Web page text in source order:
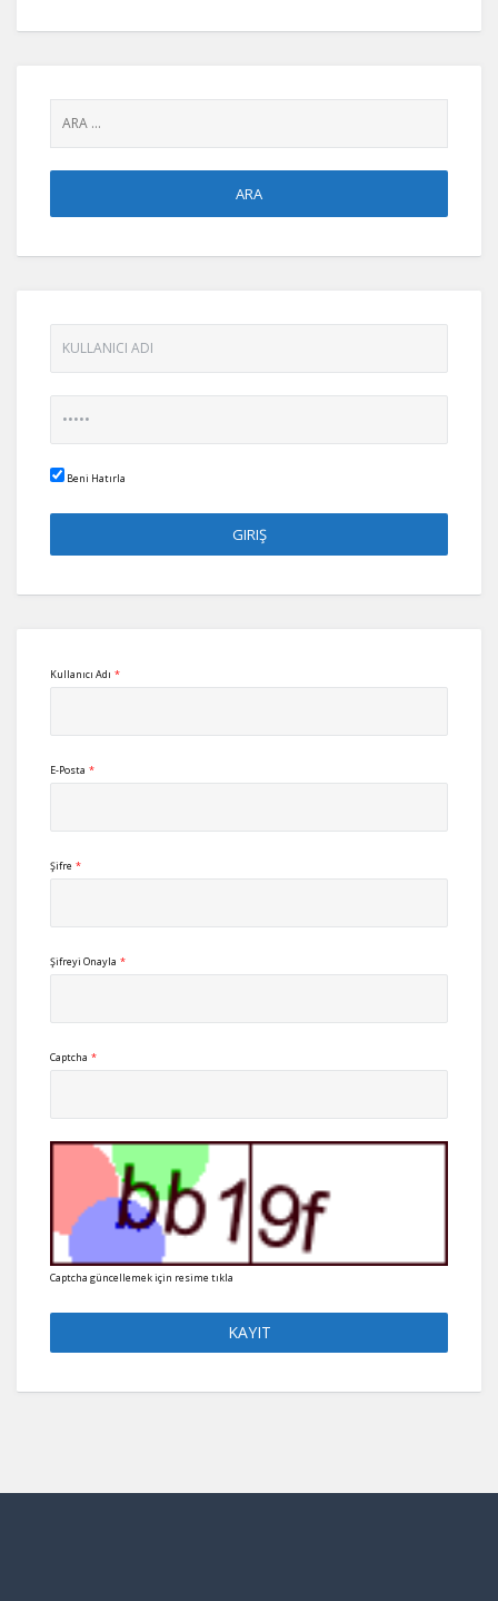
Beni Hatırla
Kullanıcı Adı *
E-Posta *
Şifre *
Şifreyi Onayla *
Captcha *
Captcha güncellemek için resime tıkla